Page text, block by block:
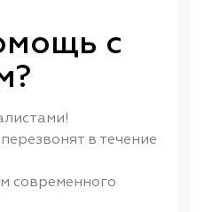
с
в течение
современного